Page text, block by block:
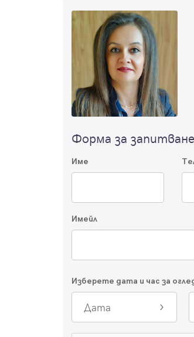
Форма за запитване
Име
Имейл
Изберете дата и час за
Дата